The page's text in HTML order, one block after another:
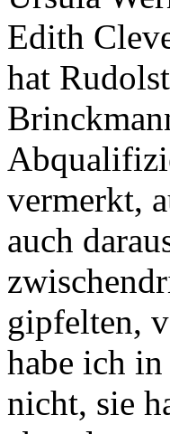
Edith
hat
vermerkt,
auch
gipfelten,
habe ich
nicht, sie